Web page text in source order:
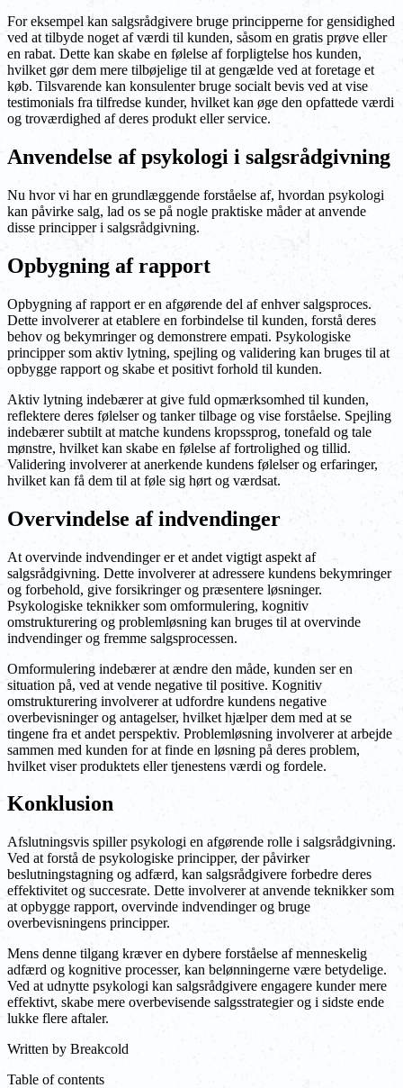
For eksempel kan salgsrådgivere bruge principperne for gensidighed
ved at tilbyde noget af værdi til kunden, såsom en gratis prøve eller
en rabat. Dette kan skabe en følelse af forpligtelse hos kunden,
hvilket gør dem mere tilbøjelige til at gengælde ved at foretage et
køb. Tilsvarende kan konsulenter bruge socialt bevis ved at vise
testimonials fra tilfredse kunder, hvilket kan øge den opfattede værdi
og troværdighed af deres produkt eller service.
Anvendelse af psykologi i salgsrådgivning
Nu hvor vi har en grundlæggende forståelse af, hvordan psykologi
kan påvirke salg, lad os se på nogle praktiske måder at anvende
disse principper i salgsrådgivning.
Opbygning af rapport
Opbygning af rapport er en afgørende del af enhver salgsproces.
Dette involverer at etablere en forbindelse til kunden, forstå deres
behov og bekymringer og demonstrere empati. Psykologiske
principper som aktiv lytning, spejling og validering kan bruges til at
opbygge rapport og skabe et positivt forhold til kunden.
Aktiv lytning indebærer at give fuld opmærksomhed til kunden,
reflektere deres følelser og tanker tilbage og vise forståelse. Spejling
indebærer subtilt at matche kundens kropssprog, tonefald og tale
mønstre, hvilket kan skabe en følelse af fortrolighed og tillid.
Validering involverer at anerkende kundens følelser og erfaringer,
hvilket kan få dem til at føle sig hørt og værdsat.
Overvindelse af indvendinger
At overvinde indvendinger er et andet vigtigt aspekt af
salgsrådgivning. Dette involverer at adressere kundens bekymringer
og forbehold, give forsikringer og præsentere løsninger.
Psykologiske teknikker som omformulering, kognitiv
omstrukturering og problemløsning kan bruges til at overvinde
indvendinger og fremme salgsprocessen.
Omformulering indebærer at ændre den måde, kunden ser en
situation på, ved at vende negative til positive. Kognitiv
omstrukturering involverer at udfordre kundens negative
overbevisninger og antagelser, hvilket hjælper dem med at se
tingene fra et andet perspektiv. Problemløsning involverer at arbejde
sammen med kunden for at finde en løsning på deres problem,
hvilket viser produktets eller tjenestens værdi og fordele.
Konklusion
Afslutningsvis spiller psykologi en afgørende rolle i salgsrådgivning.
Ved at forstå de psykologiske principper, der påvirker
beslutningstagning og adfærd, kan salgsrådgivere forbedre deres
effektivitet og succesrate. Dette involverer at anvende teknikker som
at opbygge rapport, overvinde indvendinger og bruge
overbevisningens principper.
Mens denne tilgang kræver en dybere forståelse af menneskelig
adfærd og kognitive processer, kan belønningerne være betydelige.
Ved at udnytte psykologi kan salgsrådgivere engagere kunder mere
effektivt, skabe mere overbevisende salgsstrategier og i sidste ende
lukke flere aftaler.
Written by Breakcold
Table of contents